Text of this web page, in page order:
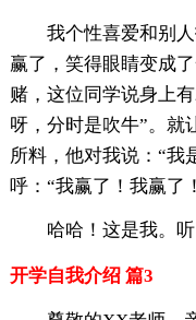
我个性喜爱和别
赢了，笑得眼睛变成
赌，这位同学说身上
呀，分时是吹牛”。就
所料，他对我说：“我
呼：“我赢了！我赢了
哈哈！这是我。
开学自我介绍 篇3